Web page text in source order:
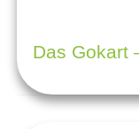
Das Gokart